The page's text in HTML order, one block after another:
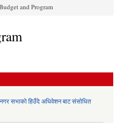
and Program
सभाको हिउँदे अधिवेशन बाट संसोधित